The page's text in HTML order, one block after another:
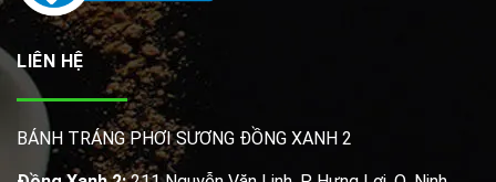
LIÊN HỆ
BÁNH TRÁNG PHƠI SƯƠNG ĐỒNG XANH 2